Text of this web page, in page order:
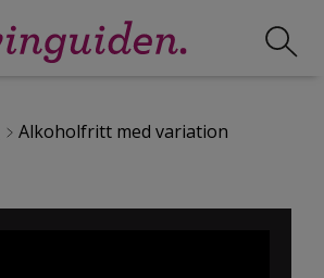
Alkoholfritt med variation